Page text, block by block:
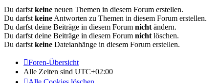
Du darfst keine neuen Themen in diesem Forum erstellen.
Du darfst keine Antworten zu Themen in diesem Forum erstellen.
Du darfst deine Beiträge in diesem Forum nicht ändern.
Du darfst deine Beiträge in diesem Forum nicht löschen.
Du darfst keine Dateianhänge in diesem Forum erstellen.
Foren-Übersicht
Alle Zeiten sind UTC+02:00